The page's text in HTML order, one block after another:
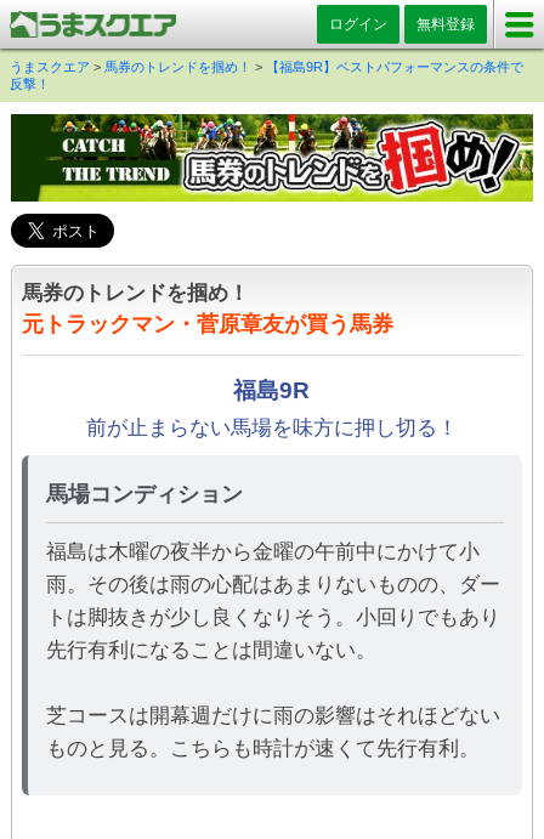
ログイン 無料登録
うまスクエア > 馬券のトレンドを掴め！ >
【福島9R】ベストパフォーマンスの条件で
反撃！
馬券のトレンドを掴め！
元トラックマン・菅原章友が買う馬券
福島9R
前が止まらない馬場を味方に押し切る！
馬場コンディション
福島は木曜の夜半から金曜の午前中にかけて小
雨。その後は雨の心配はあまりないものの、ダー
トは脚抜きが少し良くなりそう。小回りでもあり
先行有利になることは間違いない。
芝コースは開幕週だけに雨の影響はそれほどない
ものと見る。こちらも時計が速くて先行有利。